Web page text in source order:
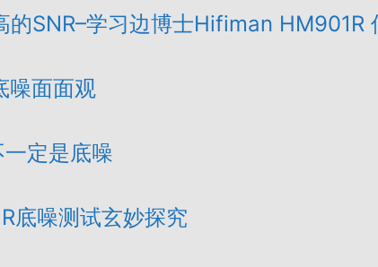
的SNR–学习边博士Hifiman HM901R
噪面面观
一定是底噪
底噪测试玄妙探究